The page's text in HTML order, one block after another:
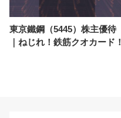
東京鐵鋼（5445）株主優待
｜ねじれ！鉄筋クオカード！